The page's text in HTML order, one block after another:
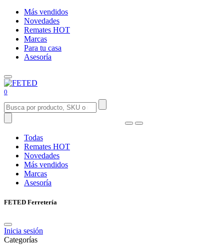
Más vendidos
Novedades
Remates HOT
Marcas
Para tu casa
Asesoría
0
Todas
Remates HOT
Novedades
Más vendidos
Marcas
Asesoría
FETED Ferretería
Inicia sesión
Categorías